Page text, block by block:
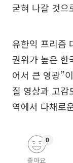
굳혀 나갈 것으
유한익 프리즘
권위가 높은 한
어서 큰 영광”
질 영상과 고감
역에서 다채로
좋아요
0